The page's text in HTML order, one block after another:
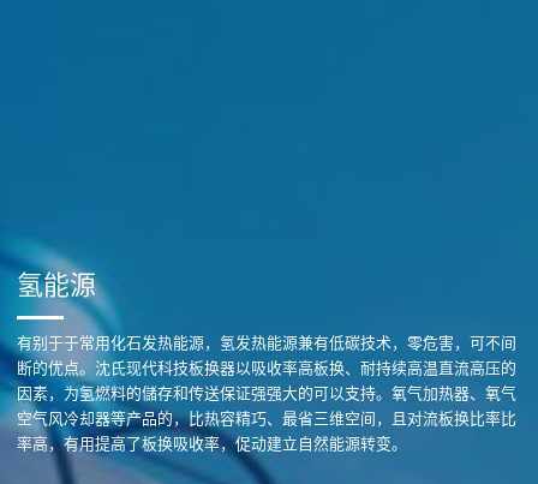
氢能源
有别于于常用化石发热能源，氢发热能源兼有低碳技术，零危害，可不间
断的优点。沈氏现代科技板换器以吸收率高板换、耐持续高温直流高压的
因素，为氢燃料的儲存和传送保证强强大的可以支持。氧气加热器、氧气
空气风冷却器等产品的，比热容精巧、最省三维空间，且对流板换比率比
率高，有用提高了板换吸收率，促动建立自然能源转变。